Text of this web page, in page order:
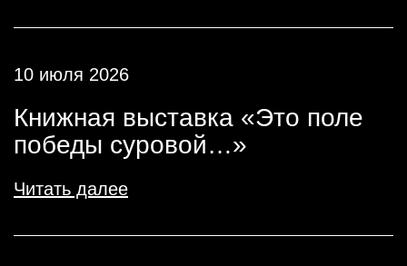
10 июля 2026
Книжная выставка «Это поле
победы суровой…»
Читать далее